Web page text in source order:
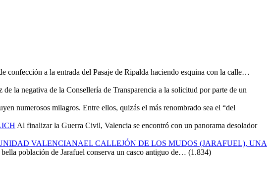
a la entrada del Pasaje de Ripalda haciendo esquina con la calle…
la negativa de la Consellería de Transparencia a la solicitud por parte de un
numerosos milagros. Entre ellos, quizás el más renombrado sea el “del
Al finalizar la Guerra Civil, Valencia se encontró con un panorama desolador
EL CALLEJÓN DE LOS MUDOS (JARAFUEL), UNA
población de Jarafuel conserva un casco antiguo de… (1.834)